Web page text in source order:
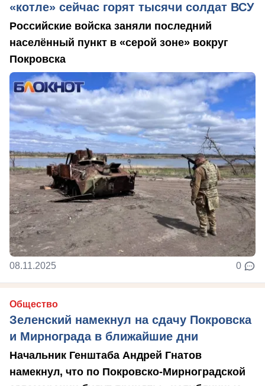
«котле» сейчас горят тысячи солдат ВСУ
Российские войска заняли последний
населённый пункт в «серой зоне» вокруг
Покровска
08.11.2025 0
Общество
Зеленский намекнул на сдачу Покровска
и Мирнограда в ближайшие дни
Начальник Генштаба Андрей Гнатов
намекнул, что по Покровско-Мирноградской